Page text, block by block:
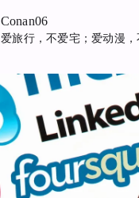
Conan06
爱旅行，不爱宅；爱动漫